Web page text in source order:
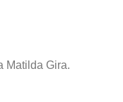
Matilda Gira.